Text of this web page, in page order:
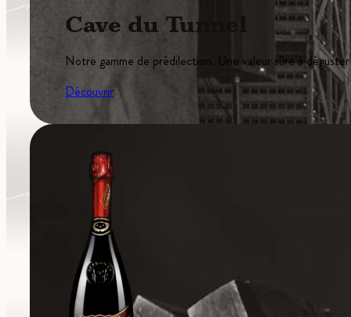
Cave du Tunnel
Notre gamme de prédilection. Une valeur sûre à
Découvrir